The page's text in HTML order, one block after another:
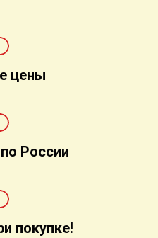
цены
России
покупке!